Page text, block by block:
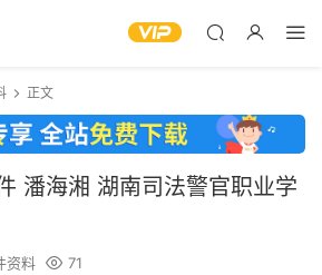
正文
潘海湘 湖南司法警官职业学
资料 71